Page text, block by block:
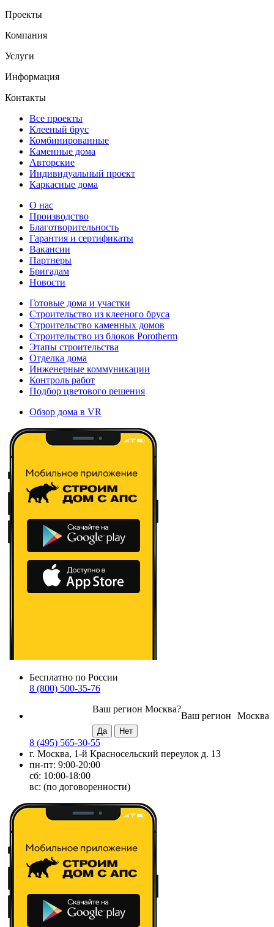
Проекты
Компания
Услуги
Информация
Контакты
Все проекты
Клееный брус
Комбинированные
Каменные дома
Авторские
Индивидуальный проект
Каркасные дома
О нас
Производство
Благотворительность
Гарантия и сертификаты
Вакансии
Партнеры
Бригадам
Новости
Готовые дома и участки
Строительство из клееного бруса
Строительство каменных домов
Строительство из блоков Porotherm
Этапы строительства
Отделка дома
Инженерные коммуникации
Контроль работ
Подбор цветового решения
Обзор дома в VR
Бесплатно по России
8 (800) 500-35-76
Москва
Ваш регион
Ваш регион Москва?
8 (495) 565-30-55
г. Москва, 1-й Красносельский переулок д. 13
пн-пт: 9:00-20:00
сб: 10:00-18:00
вс: (по договоренности)